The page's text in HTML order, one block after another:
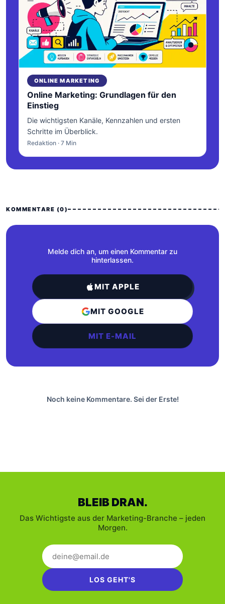
ONLINE MARKETING
Online Marketing: Grundlagen für den
Einstieg
Die wichtigsten Kanäle, Kennzahlen und ersten
Schritte im Überblick.
Redaktion · 7 Min
KOMMENTARE (0)
Melde dich an, um einen Kommentar zu
hinterlassen.
MIT APPLE
MIT GOOGLE
MIT E-MAIL
Noch keine Kommentare. Sei der Erste!
BLEIB DRAN.
Das Wichtigste aus der Marketing-Branche – jeden
Morgen.
LOS GEHT'S